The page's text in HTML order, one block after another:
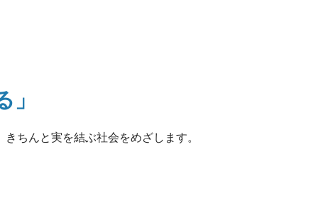
」
きちんと実を結ぶ社会をめざします。